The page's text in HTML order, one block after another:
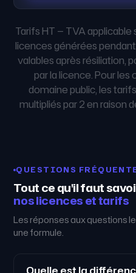
Engagement
Tarifs HT — TVA applicable
licences générées
valables après résiliation,
par la licence. Pour
domaine public, les
multipliés par 2 en raison
QUESTIONS
Tout ce qu'il faut
nos licences et tarifs
Les réponses aux questions
une formule.